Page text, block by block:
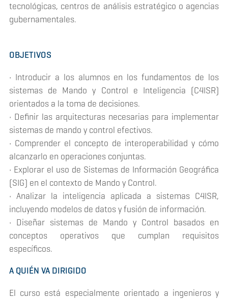
tecnológicas, centros de análisis estratégico o agencias
gubernamentales.
OBJETIVOS
• Introducir a los alumnos en los fundamentos de los
sistemas de Mando y Control e Inteligencia (C4ISR)
orientados a la toma de decisiones.
• Definir las arquitecturas necesarias para implementar
sistemas de mando y control efectivos.
• Comprender el concepto de interoperabilidad y cómo
alcanzarlo en operaciones conjuntas.
• Explorar el uso de Sistemas de Información Geográfica
(SIG) en el contexto de Mando y Control.
• Analizar la inteligencia aplicada a sistemas C4ISR,
incluyendo modelos de datos y fusión de información.
• Diseñar sistemas de Mando y Control basados en
conceptos operativos que cumplan requisitos
específicos.
A QUIÉN VA DIRIGIDO
El curso está especialmente orientado a ingenieros y